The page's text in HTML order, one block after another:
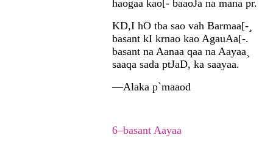
haogaa kao[- baaoJa na mana pr.
KD,I hO tba sao vah Barmaa[-¸
basant kI krnao kao AgauAa[-.
basant na Aanaa qaa na Aayaa¸
saaqa sada ptJaD, ka saayaa.
—Alaka p`maaod
6–basant Aayaa